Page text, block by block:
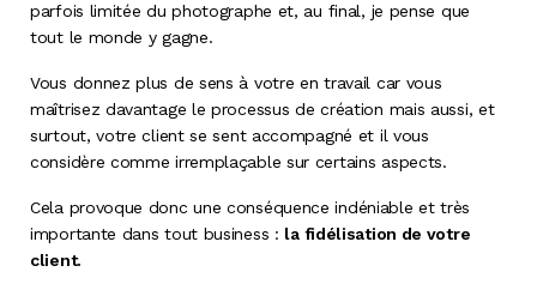
parfois limitée du photographe et, au final, je pense que
tout le monde y gagne.
Vous donnez plus de sens à votre en travail car vous
maîtrisez davantage le processus de création mais aussi, et
surtout, votre client se sent accompagné et il vous
considère comme irremplaçable sur certains aspects.
Cela provoque donc une conséquence indéniable et très
importante dans tout business : la fidélisation de votre
client.